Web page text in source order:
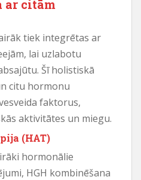
ar citām
tiek integrētas ar
lai uzlabotu
Šī holistiskā
citu hormonu
faktorus,
aktivitātes un miegu.
(HAT)
hormonālie
HGH kombinēšana